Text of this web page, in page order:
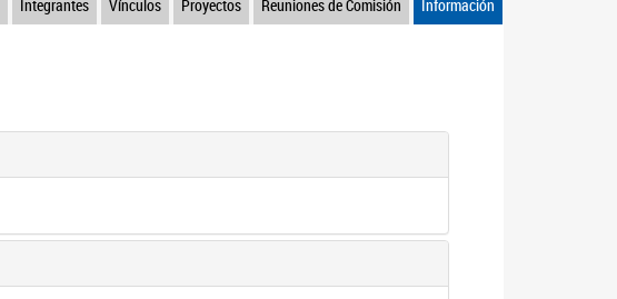
Información
Reuniones de Comisión
Proyectos
Vínculos
Integrantes